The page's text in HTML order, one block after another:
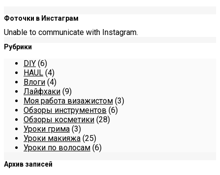
Фоточки в Инстаграм
Unable to communicate with Instagram.
Рубрики
DIY (6)
HAUL (4)
Влоги (4)
Лайфхаки (9)
Моя работа визажистом (3)
Обзоры инструментов (6)
Обзоры косметики (28)
Уроки грима (3)
Уроки макияжа (25)
Уроки по волосам (6)
Архив записей